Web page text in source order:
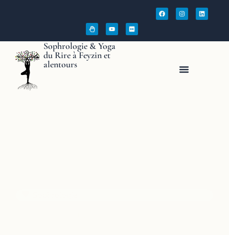
Sophrologie & Yoga
du Rire à Feyzin et
alentours